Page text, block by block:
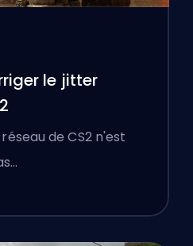
le jitter
de CS2 n'est